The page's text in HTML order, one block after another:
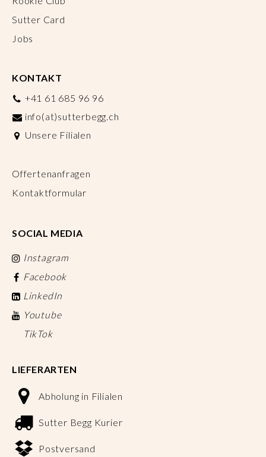
Sutter Card
Jobs
KONTAKT
+41 61 685 96 96
info(at)sutterbegg.ch
Unsere Filialen
Offertenanfragen
Kontaktformular
SOCIAL MEDIA
Instagram
Facebook
LinkedIn
Youtube
TikTok
LIEFERARTEN
Abholung in Filialen
Sutter Begg Kurier
Postversand